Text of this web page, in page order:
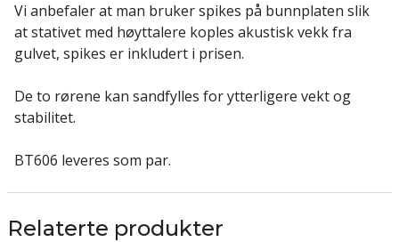
Vi anbefaler at man bruker spikes på bunnplaten slik
at stativet med høyttalere koples akustisk vekk fra
gulvet, spikes er inkludert i prisen.
De to rørene kan sandfylles for ytterligere vekt og
stabilitet.
BT606 leveres som par.
Relaterte produkter